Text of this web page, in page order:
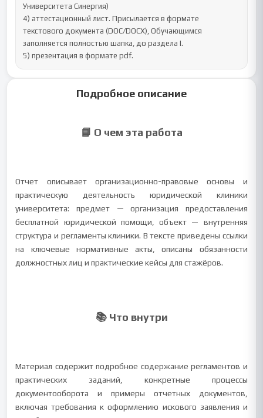
Университета Синергия)
4) аттестационный лист. Присылается в формате
текстового документа (DOC/DOCX), Обучающимся
заполняется полностью шапка, до раздела I.
5) презентация в формате pdf.
Подробное описание
📘 О чем эта работа
Отчет описывает организационно-правовые основы и
практическую деятельность юридической клиники
университета: предмет — организация предоставления
бесплатной юридической помощи, объект — внутренняя
структура и регламенты клиники. В тексте приведены ссылки
на ключевые нормативные акты, описаны обязанности
должностных лиц и практические кейсы для стажёров.
📚 Что внутри
Материал содержит подробное содержание регламентов и
практических заданий, конкретные процессы
документооборота и примеры отчетных документов,
включая требования к оформлению искового заявления и